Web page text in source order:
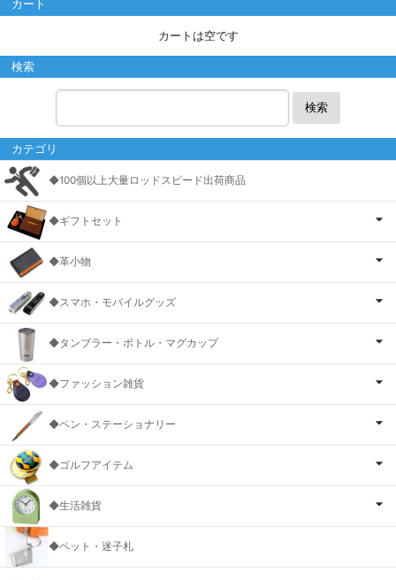
カート
カートは空です
検索
検索
カテゴリ
◆100個以上大量ロッドスピード出荷商品
◆ギフトセット
◆革小物
◆スマホ・モバイルグッズ
◆タンブラー・ボトル・マグカップ
◆ファッション雑貨
◆ペン・ステーショナリー
◆ゴルフアイテム
◆生活雑貨
◆ペット・迷子札